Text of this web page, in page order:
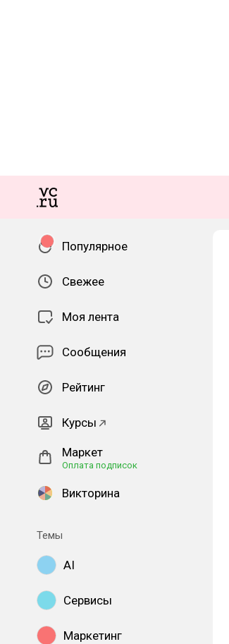
Популярное
Свежее
Моя лента
Сообщения
Рейтинг
Курсы
Маркет
Оплата подписок
Викторина
Темы
AI
Сервисы
Маркетинг